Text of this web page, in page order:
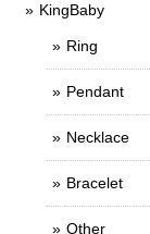
KingBaby
Ring
Pendant
Necklace
Bracelet
Other